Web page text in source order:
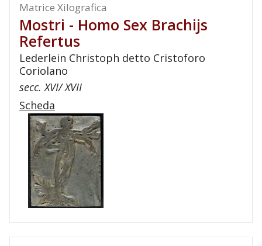
Matrice Xilografica
Mostri - Homo Sex Brachijs
Refertus
Lederlein Christoph detto Cristoforo
Coriolano
secc. XVI/ XVII
Scheda